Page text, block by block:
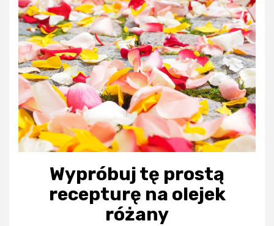
Wypróbuj tę prostą
recepturę na olejek
różany